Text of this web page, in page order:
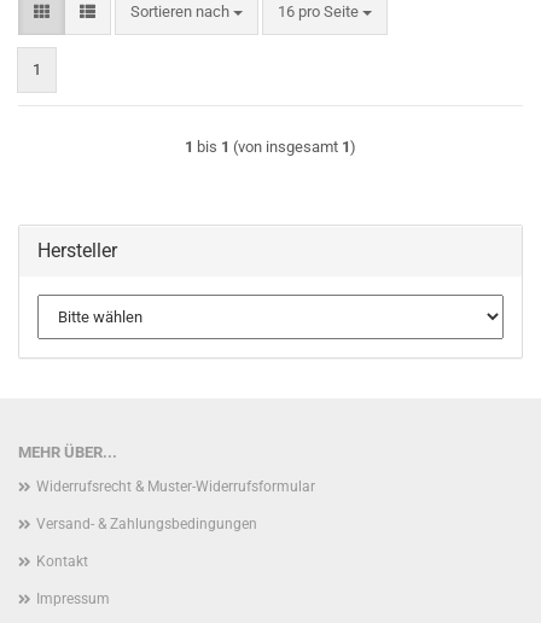
Sortieren nach
Sortieren nach 16 pro Seite
pro Seite
1
1 bis 1 (von insgesamt 1)
Hersteller
MEHR ÜBER...
Widerrufsrecht & Muster-Widerrufsformular
Versand- & Zahlungsbedingungen
Kontakt
Impressum